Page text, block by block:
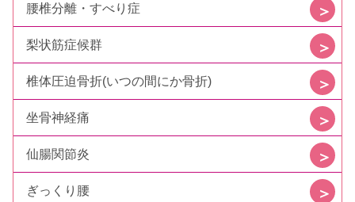
腰椎分離・すべり症
梨状筋症候群
椎体圧迫骨折(いつの間にか骨折)
坐骨神経痛
仙腸関節炎
ぎっくり腰